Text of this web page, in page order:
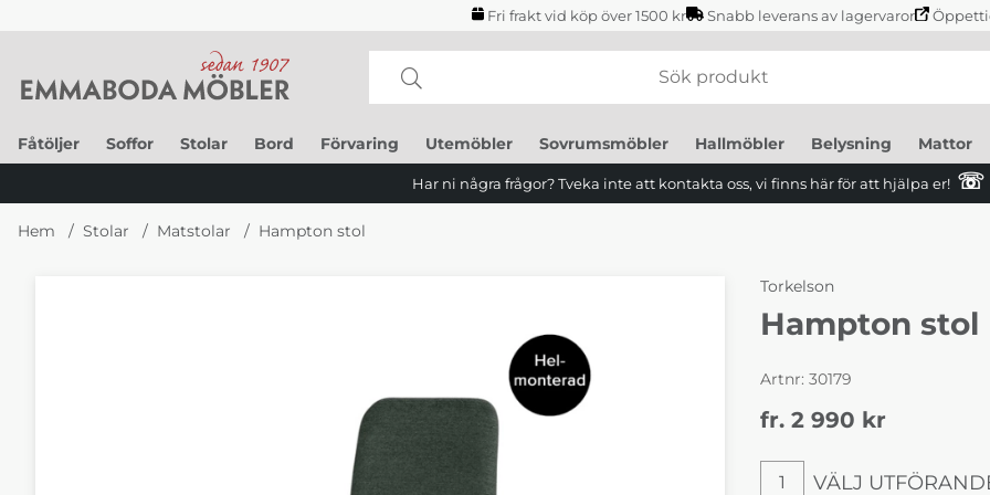
Fri frakt vid köp över 1500 kr Snabb leverans av lagervaror
Fåtöljer Soffor Stolar Bord Förvaring Utemöbler Sovrumsmöbler Hallmöbler Belysning Mattor
Har ni några frågor? Tveka inte att kontakta oss, vi finns här för att hjälpa er! ☏
Hem Stolar Matstolar Hampton stol
Torkelson
Hampton stol
Artnr: 30179
fr. 2 990 kr
1 VÄLJ